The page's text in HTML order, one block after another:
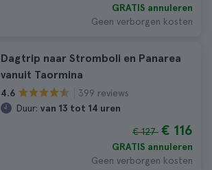
GRATIS annuleren
Geen verborgen kosten
Dagtrip naar Stromboli en Panarea
vanuit Taormina
4.6
399 reviews
Duur: van 13 tot 14 uren
€ 127 € 116
GRATIS annuleren
Geen verborgen kosten